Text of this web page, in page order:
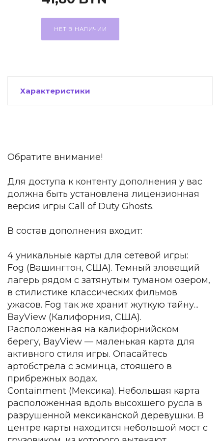
НЕТ В НАЛИЧИИ
Характеристики
Обратите внимание!
Для доступа к контенту дополнения у вас
должна быть установлена лицензионная
версия игры Call of Duty Ghosts.
В состав дополнения входит:
4 уникальные карты для сетевой игры:
Fog (Вашингтон, США). Темный зловещий
лагерь рядом с затянутым туманом озером,
в стилистике классических фильмов
ужасов. Fog так же хранит жуткую тайну...
BayView (Калифорния, США).
Расположенная на калифорнийском
берегу, BayView — маленькая карта для
активного стиля игры. Опасайтесь
артобстрела с эсминца, стоящего в
прибрежных водах.
Containment (Мексика). Небольшая карта
расположенная вдоль высохшего русла в
разрушенной мексиканской деревушки. В
центре карты находится небольшой мост с